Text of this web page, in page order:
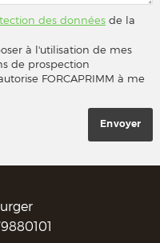
des donnéesde la
à l'utilisation de mes
de prospection
FORCAPRIMM à me